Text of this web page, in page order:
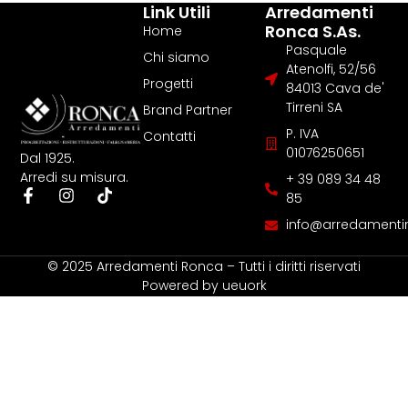
Dal 1925.
Arredi su misura.
Link Utili
Home
Chi siamo
Progetti
Brand Partner
Contatti
Arredamenti
Ronca S.as.
Pasquale
Atenolfi, 52/56
84013 Cava de'
Tirreni SA
P. IVA
01076250651
+ 39 089 34 48
85
© 2025 Arredamenti Ronca – Tutti i diritti riservati
Powered by ueuork